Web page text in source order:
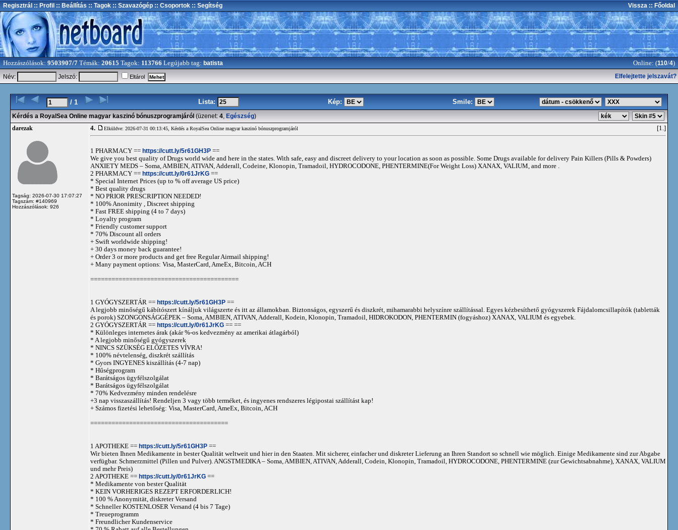
Regisztrál :: Profil :: Beállítás :: Tagok :: Szavazógép :: Csoportok :: Segítség Vissza :: Főoldal
Hozzászólások: 9503907/7 Témák: 20615 Tagok: 113766 Legújabb tag: batista Online: (110/4)
Név: Jelszó: Eltárol Elfelejtette jelszavát?
/ 1 Lista: Kép: Smile:
Kérdés a RoyalSea Online magyar kaszinó bónuszprogramjáról (üzenet: 4, Egészség)
darezak
Tagság: 2026-07-30 17:07:27
Tagszám: #140969
Hozzászólások: 926
4. Elküldve: 2026-07-31 00:13:45, Kérdés a RoyalSea Online magyar kaszinó bónuszprogramjáról [1.]
1 PHARMACY == https://cutt.ly/5r61GH3P ==
We give you best quality of Drugs world wide and here in the states. With safe, easy and discreet delivery to your location as soon as possible. Some Drugs available for delivery Pain Killers (Pills & Powders)
ANXIETY MEDS – Soma, AMBIEN, ATIVAN, Adderall, Codeine, Klonopin, Tramadoil, HYDROCODONE, PHENTERMINE(For Weight Loss) XANAX, VALIUM, and more .
2 PHARMACY == https://cutt.ly/0r61JrKG ==
* Special Internet Prices (up to % off average US price)
* Best quality drugs
* NO PRIOR PRESCRIPTION NEEDED!
* 100% Anonimity , Discreet shipping
* Fast FREE shipping (4 to 7 days)
* Loyalty program
* Friendly customer support
* 70% Discount all orders
+ Swift worldwide shipping!
+ 30 days money back guarantee!
+ Order 3 or more products and get free Regular Airmail shipping!
+ Many payment options: Visa, MasterCard, AmeEx, Bitcoin, ACH
==========================================
1 GYÓGYSZERTÁR == https://cutt.ly/5r61GH3P ==
A legjobb minőségű kábítószert kínáljuk világszerte és itt az államokban. Biztonságos, egyszerű és diszkrét, mihamarabbi helyszínre szállítással. Egyes kézbesíthető gyógyszerek Fájdalomcsillapítók (tabletták
és porok) SZONGONSÁGGÉPEK – Soma, AMBIEN, ATIVAN, Adderall, Kodein, Klonopin, Tramadoil, HIDROKODON, PHENTERMIN (fogyáshoz) XANAX, VALIUM és egyebek.
2 GYÓGYSZERTÁR == https://cutt.ly/0r61JrKG == ==
* Különleges internetes árak (akár %-os kedvezmény az amerikai átlagárból)
* A legjobb minőségű gyógyszerek
* NINCS SZÜKSÉG ELŐZETES VÍVRA!
* 100% névtelenség, diszkrét szállítás
* Gyors INGYENES kiszállítás (4-7 nap)
* Hűségprogram
* Barátságos ügyfélszolgálat
* Barátságos ügyfélszolgálat
* 70% Kedvezmény minden rendelésre
+3 nap visszaszállítás! Rendeljen 3 vagy több terméket, és ingyenes rendszeres légipostai szállítást kap!
+ Számos fizetési lehetőség: Visa, MasterCard, AmeEx, Bitcoin, ACH
=======================================
1 APOTHEKE == https://cutt.ly/5r61GH3P ==
Wir bieten Ihnen Medikamente in bester Qualität weltweit und hier in den Staaten. Mit sicherer, einfacher und diskreter Lieferung an Ihren Standort so schnell wie möglich. Einige Medikamente sind zur Abgabe
verfügbar. Schmerzmittel (Pillen und Pulver). ANGSTMEDIKA – Soma, AMBIEN, ATIVAN, Adderall, Codein, Klonopin, Tramadoil, HYDROCODONE, PHENTERMINE (zur Gewichtsabnahme), XANAX, VALIUM
und mehr Preis)
2 APOTHEKE == https://cutt.ly/0r61JrKG ==
* Medikamente von bester Qualität
* KEIN VORHERIGES REZEPT ERFORDERLICH!
* 100 % Anonymität, diskreter Versand
* Schneller KOSTENLOSER Versand (4 bis 7 Tage)
* Treueprogramm
* Freundlicher Kundenservice